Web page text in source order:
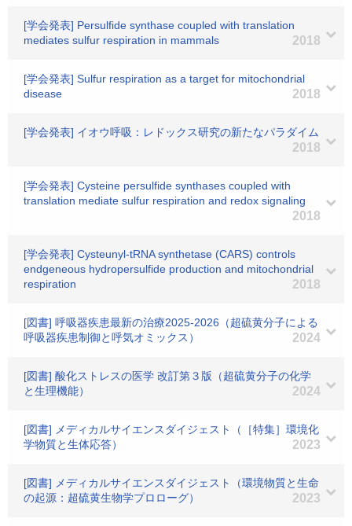
[学会発表] Persulfide synthase coupled with translation
mediates sulfur respiration in mammals
2018
[学会発表] Sulfur respiration as a target for mitochondrial
disease
2018
[学会発表] イオウ呼吸：レドックス研究の新たなパラダイム
2018
[学会発表] Cysteine persulfide synthases coupled with
translation mediate sulfur respiration and redox signaling
2018
[学会発表] Cysteunyl-tRNA synthetase (CARS) controls
endgeneous hydropersulfide production and mitochondrial
respiration
2018
[図書] 呼吸器疾患最新の治療2025-2026（超硫黄分子による
呼吸器疾患制御と呼気オミックス）
2024
[図書] 酸化ストレスの医学 改訂第３版（超硫黄分子の化学
と生理機能）
2024
[図書] メディカルサイエンスダイジェスト（［特集］環境化
学物質と生体応答）
2023
[図書] メディカルサイエンスダイジェスト（環境物質と生命
の起源：超硫黄生物学プロローグ）
2023